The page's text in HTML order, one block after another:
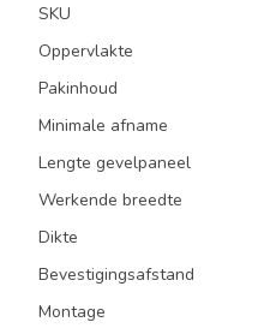
SKU
Oppervlakte
Pakinhoud
Minimale afname
Lengte gevelpaneel
Werkende breedte
Dikte
Bevestigingsafstand
Montage